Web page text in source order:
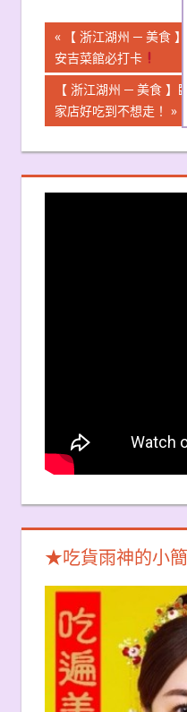
文
章
導
覽
Previous
Post:
【 浙江湖州 ─ 美食
安吉菜館必打卡
Next
Post:
【 浙江湖州 ─ 美食 】
家店好吃到不想走！
★吃貨雨神的小